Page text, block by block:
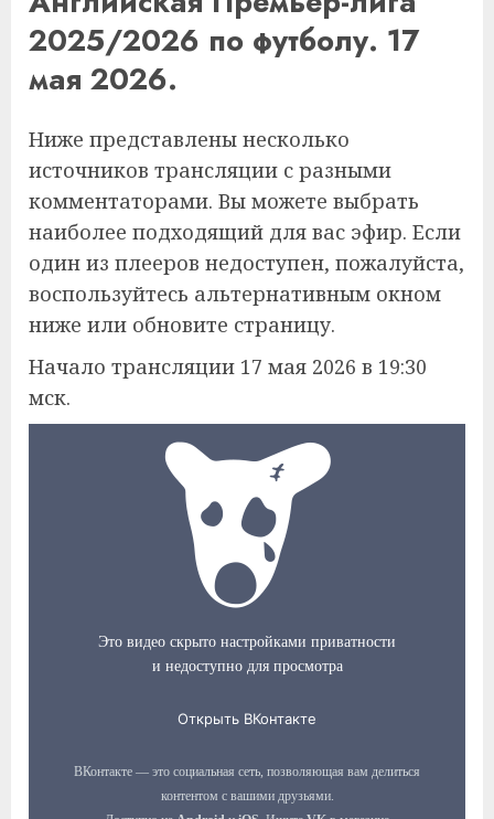
2025/2026 по футболу. 17
мая 2026.
Ниже представлены несколько
источников трансляции с разными
комментаторами. Вы можете выбрать
наиболее подходящий для вас эфир. Если
один из плееров недоступен, пожалуйста,
воспользуйтесь альтернативным окном
ниже или обновите страницу.
Начало трансляции 17 мая 2026 в 19:30
мск.